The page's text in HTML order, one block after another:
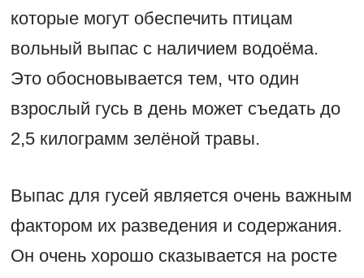
которые могут обеспечить птицам
вольный выпас с наличием водоёма.
Это обосновывается тем, что один
взрослый гусь в день может съедать до
2,5 килограмм зелёной травы.
Выпас для гусей является очень важным
фактором их разведения и содержания.
Он очень хорошо сказывается на росте